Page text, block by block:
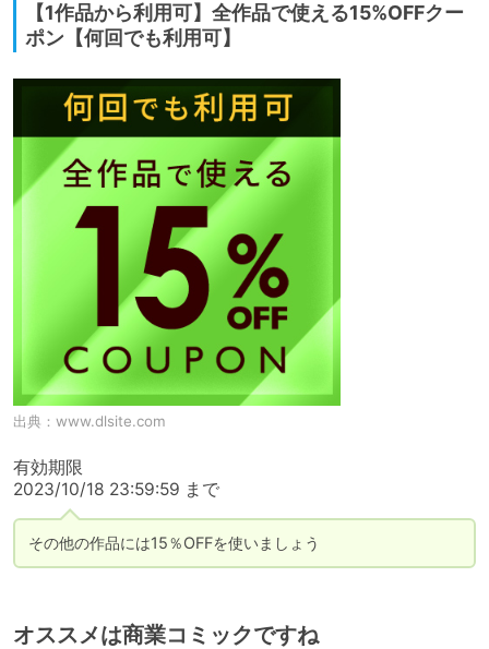
【1作品から利用可】全作品で使える15%OFFクー
ポン【何回でも利用可】
出典： www.dlsite.com
有効期限
2023/10/18 23:59:59 まで
その他の作品には15％OFFを使いましょう
オススメは商業コミックですね